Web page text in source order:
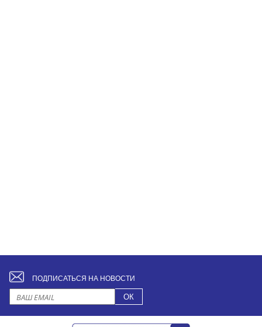
ПОДПИСАТЬСЯ НА НОВОСТИ